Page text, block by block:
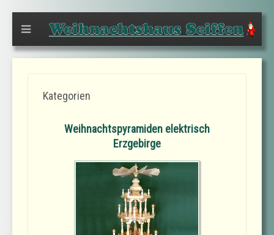
Kategorien
Weihnachtspyramiden elektrisch
Erzgebirge